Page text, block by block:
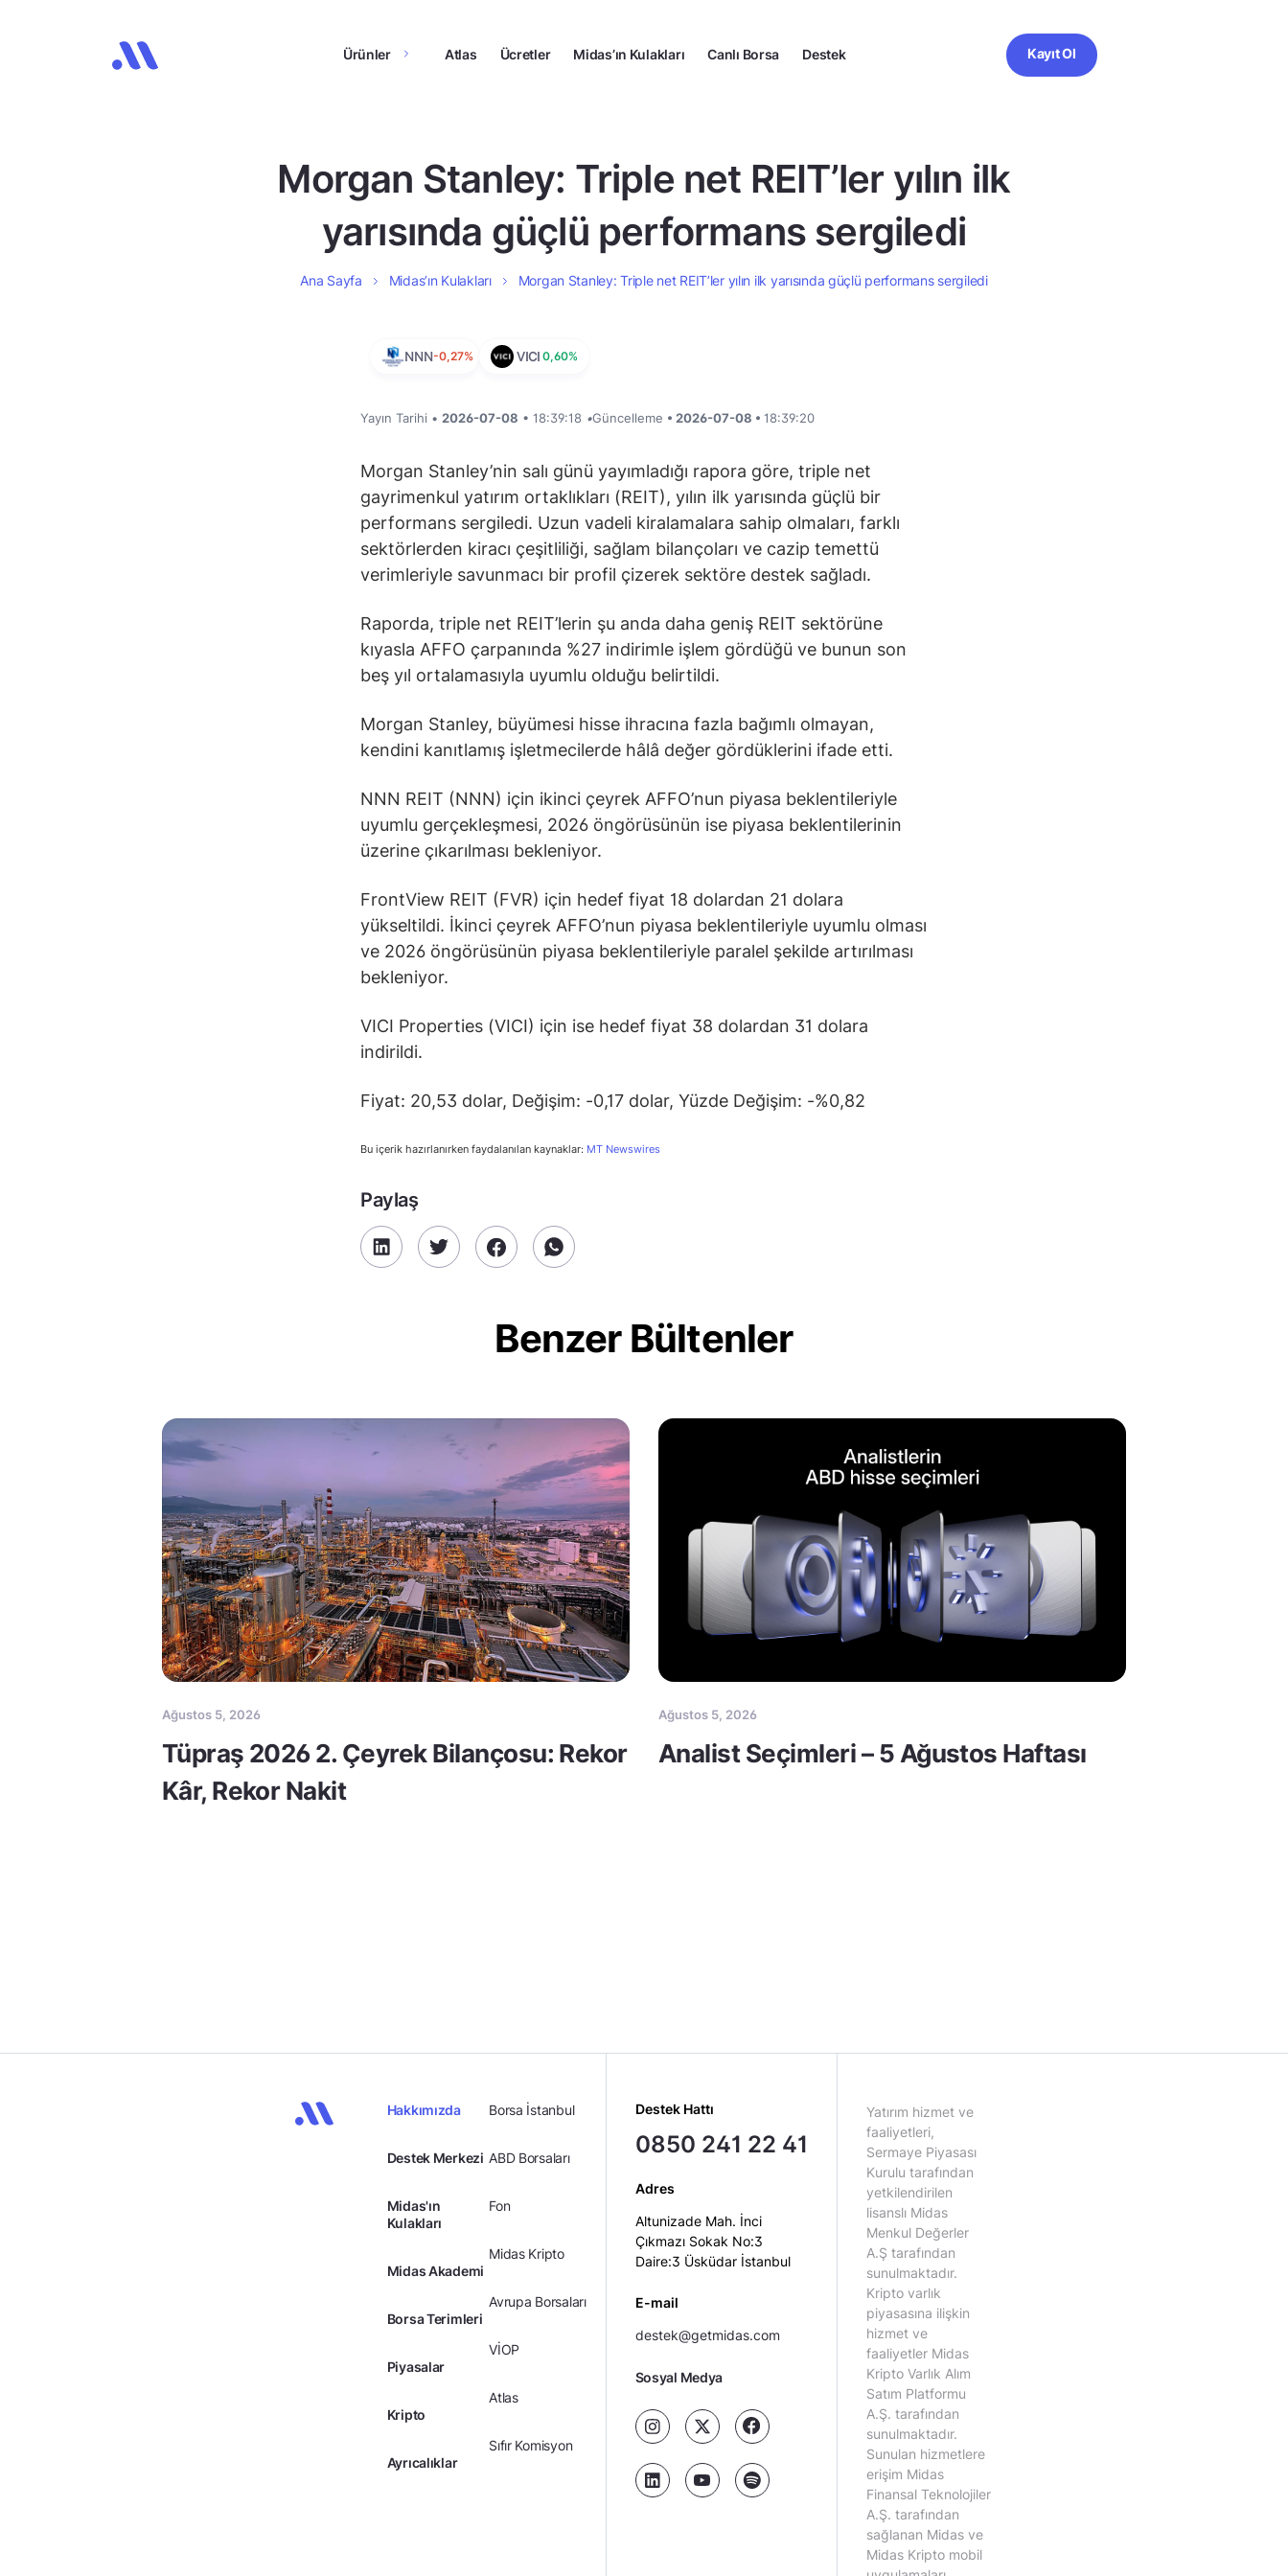
Ürünler Atlas Ücretler Midas’ın Kulakları Canlı Borsa Destek Kayıt Ol
Morgan Stanley: Triple net REIT’ler yılın ilk
yarısında güçlü performans sergiledi
Ana Sayfa Midas’ın Kulakları Morgan Stanley: Triple net REIT’ler yılın ilk yarısında güçlü performans sergiledi
NNN-0,27% VICI 0,60%
Yayın Tarihi • 2026-07-08 • 18:39:18 •Güncelleme • 2026-07-08 • 18:39:20
Morgan Stanley’nin salı günü yayımladığı rapora göre, triple net
gayrimenkul yatırım ortaklıkları (REIT), yılın ilk yarısında güçlü bir
performans sergiledi. Uzun vadeli kiralamalara sahip olmaları, farklı
sektörlerden kiracı çeşitliliği, sağlam bilançoları ve cazip temettü
verimleriyle savunmacı bir profil çizerek sektöre destek sağladı.
Raporda, triple net REIT’lerin şu anda daha geniş REIT sektörüne
kıyasla AFFO çarpanında %27 indirimle işlem gördüğü ve bunun son
beş yıl ortalamasıyla uyumlu olduğu belirtildi.
Morgan Stanley, büyümesi hisse ihracına fazla bağımlı olmayan,
kendini kanıtlamış işletmecilerde hâlâ değer gördüklerini ifade etti.
NNN REIT (NNN) için ikinci çeyrek AFFO’nun piyasa beklentileriyle
uyumlu gerçekleşmesi, 2026 öngörüsünün ise piyasa beklentilerinin
üzerine çıkarılması bekleniyor.
FrontView REIT (FVR) için hedef fiyat 18 dolardan 21 dolara
yükseltildi. İkinci çeyrek AFFO’nun piyasa beklentileriyle uyumlu olması
ve 2026 öngörüsünün piyasa beklentileriyle paralel şekilde artırılması
bekleniyor.
VICI Properties (VICI) için ise hedef fiyat 38 dolardan 31 dolara
indirildi.
Fiyat: 20,53 dolar, Değişim: -0,17 dolar, Yüzde Değişim: -%0,82
Bu içerik hazırlanırken faydalanılan kaynaklar: MT Newswires
Paylaş
Benzer Bültenler
Ağustos 5, 2026
Tüpraş 2026 2. Çeyrek Bilançosu: Rekor
Kâr, Rekor Nakit
Ağustos 5, 2026
Analist Seçimleri – 5 Ağustos Haftası
Hakkımızda
Destek Merkezi
Midas'ın
Kulakları
Midas Akademi
Borsa Terimleri
Piyasalar
Kripto
Ayrıcalıklar
Borsa İstanbul
ABD Borsaları
Fon
Midas Kripto
Avrupa Borsaları
VİOP
Atlas
Sıfır Komisyon
Destek Hattı
0850 241 22 41
Adres
Altunizade Mah. İnci
Çıkmazı Sokak No:3
Daire:3 Üsküdar İstanbul
E-mail
destek@getmidas.com
Sosyal Medya
Yatırım hizmet ve
faaliyetleri,
Sermaye Piyasası
Kurulu tarafından
yetkilendirilen
lisanslı Midas
Menkul Değerler
A.Ş tarafından
sunulmaktadır.
Kripto varlık
piyasasına ilişkin
hizmet ve
faaliyetler Midas
Kripto Varlık Alım
Satım Platformu
A.Ş. tarafından
sunulmaktadır.
Sunulan hizmetlere
erişim Midas
Finansal Teknolojiler
A.Ş. tarafından
sağlanan Midas ve
Midas Kripto mobil